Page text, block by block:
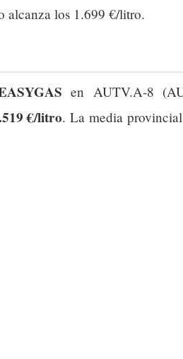
alcanza los 1.699 €/litro.
en AUTV.A-8
€/litro. La media